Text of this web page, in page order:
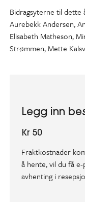
Bidragsyterne til dette
Aurebekk Andersen,
Elisabeth Matheson,
Strømmen, Mette
Legg inn
Kr 50
Fraktkostnader
å hente, vil du få
avhenting i